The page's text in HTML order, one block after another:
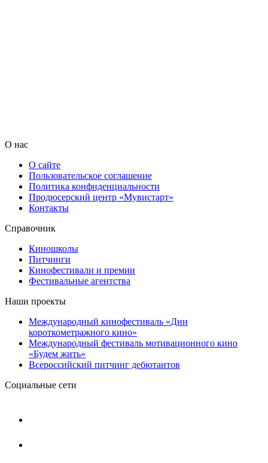
О нас
О сайте
Пользовательское соглашение
Политика конфиденциальности
Продюсерский центр «Мувистарт»
Контакты
Справочник
Киношколы
Питчинги
Кинофестивали и премии
Фестивальные агентства
Наши проекты
Международный кинофестиваль «Дни
короткометражного кино»
Международный фестиваль мотивационного кино
«Будем жить»
Всероссийский питчинг дебютантов
Социальные сети